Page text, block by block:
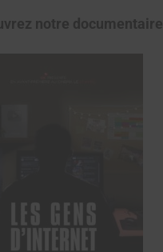
notre documentaire